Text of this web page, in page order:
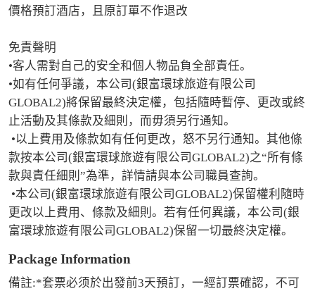
價格預訂酒店，且原訂單不作退改
免責聲明
•客人需對自己的安全和個人物品負全部責任。
•如有任何爭議，本公司(銀富環球旅遊有限公司
GLOBAL2)將保留最終決定權，包括隨時暫停、更改或終
止活動及其條款及細則，而毋須另行通知。
款按本公司(銀富環球旅遊有限公司GLOBAL2)之“所有條
款與責任細則”為準，詳情請與本公司職員查詢。
更改以上費用、條款及細則。若有任何異議，本公司(銀
富環球旅遊有限公司GLOBAL2)保留一切最終決定權。
Package Information
備註:*套票必须於出發前3天預訂，一經訂票確認，不可